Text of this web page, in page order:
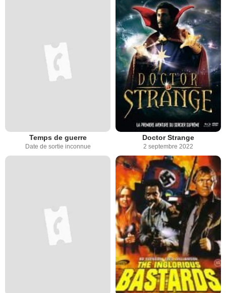
Temps de guerre
Date de sortie inconnue
Doctor Strange
2 septembre 2022